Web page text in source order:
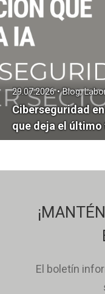
Ciberseguridad
que deja el
29.07.2026 • Blog,
El boletín